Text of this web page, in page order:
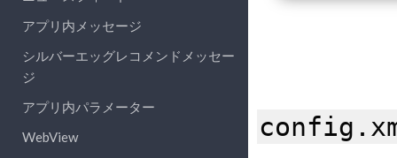
アプリ内メッセージ
シルバーエッグレコメンドメッセー
ジ
アプリ内パラメーター
WebView